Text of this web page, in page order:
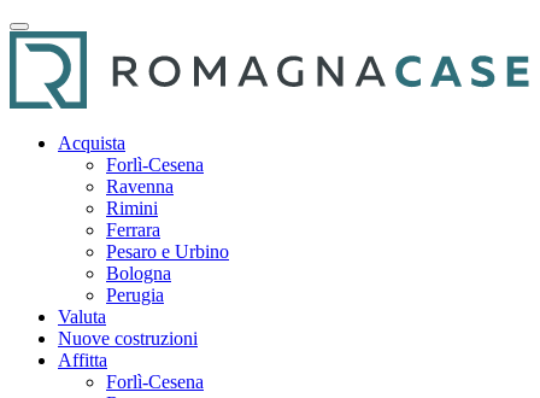
Acquista
Forlì-Cesena
Ravenna
Rimini
Ferrara
Pesaro e Urbino
Bologna
Perugia
Valuta
Nuove costruzioni
Affitta
Forlì-Cesena